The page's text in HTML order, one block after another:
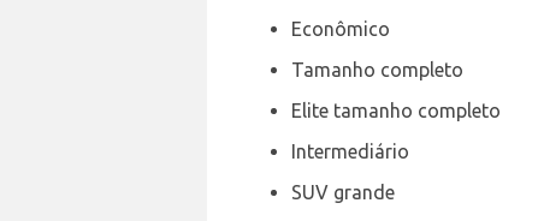
Econômico
Tamanho completo
Elite tamanho completo
Intermediário
SUV grande